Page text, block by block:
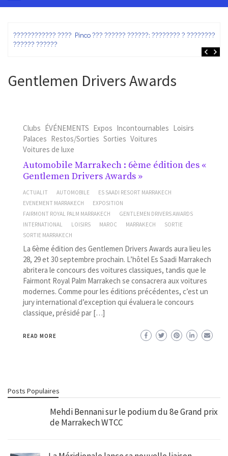
???????????? ???? Pinco ??? ?????? ??????: ???????? ? ???????? ?
?????? ??????
Gentlemen Drivers Awards
Clubs ÉVÉNEMENTS Expos Incontournables Loisirs
Palaces Restos/Sorties Sorties Voitures
Voitures de luxe
Automobile Marrakech : 6ème édition des «
Gentlemen Drivers Awards »
ACTUALIT AUTOMOBILE
ES SAADI RESORT MARRAKECH
EVENEMENT MARRAKECH
EXPOSITION
FAIRMONT ROYAL PALM MARRAKECH
GENTLEMEN DRIVERS AWARDS
INTERNATIONAL
LOISIRS MAROC MARRAKECH
SORTIE
SORTIE MARRAKECH
La 6ème édition des Gentlemen Drivers Awards aura lieu les
28, 29 et 30 septembre prochain. L’hôtel Es Saadi Marrakech
abritera le concours des voitures classiques, tandis que le
Fairmont Royal Palm Marrakech se consacrera aux voitures
modernes. Comme pour les éditions précédentes, c’est un
jury international d’exception qui évaluera le concours
classique, présidé par […]
READ MORE
Posts Populaires
Mehdi Bennani sur le podium du 8e Grand prix
de Marrakech WTCC